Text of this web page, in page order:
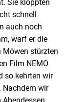
Sie kloppten
schnell
auch noch
warf er die
Möwen stürzten
Film NEMO
so kehrten wir
Nachdem wir